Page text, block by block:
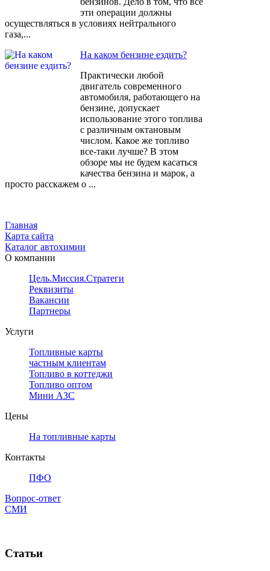
эти операции должны
осуществляться в условиях нейтрального
газа,...
На каком бензине ездить?
Практически любой
двигатель современного
автомобиля, работающего на
бензине, допускает
использование этого топлива
с различным октановым
числом. Какое же топливо
все-таки лучше? В этом
обзоре мы не будем касаться
качества бензина и марок, а
просто расскажем о ...
Главная
Карта сайта
Каталог автохимии
О компании
Цель.Миссия.Стратегия.
Реквизиты
Вакансии
Партнеры
Услуги
Топливные карты
частным клиентам
Топливо в коттеджи
Топливо оптом
Мини АЗС
Цены
На топливные карты
Контакты
ПФО
Вопрос-ответ
СМИ
Статьи